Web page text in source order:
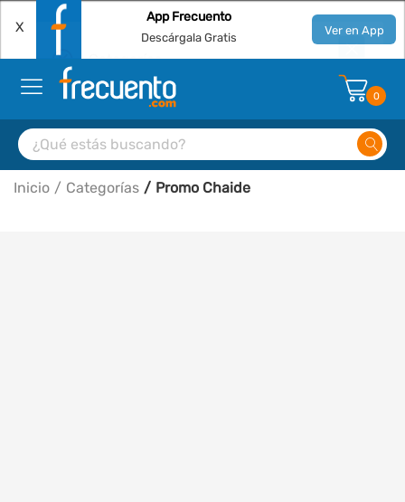
X
App Frecuento
Descárgala Gratis Ver en App
0
Inicio Categorías Promo Chaide